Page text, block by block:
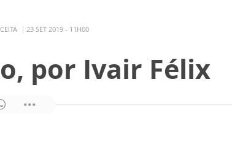
23 SET 2019 - 11H00
por Ivair Félix